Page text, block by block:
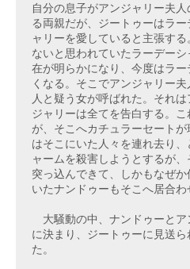
自分の息子がアンジャリー夫
る両親だが、ジートゥーはラ
ャリーを愛していると主張す
ないと思われていたラーデー
在が明らかになり、今度はラ
くなる。そこでアンジャリー
人と疑う女が呼ばれた。それ
ジャリーは全てを告白する。
が、そこへカチュラーセート
はそこにいた人々を連れ去り
ャームを殺害しようとするが
突っ込んできて、しかもなぜ
いたナンドゥーもそこへ居合わ
大騒動の中、ナンドゥーとア
に決まり、ジートゥーに見送
た。